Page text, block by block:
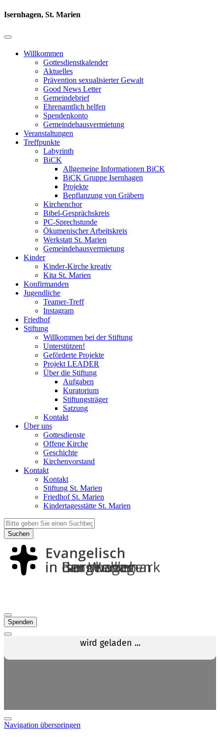
Isernhagen, St. Marien
Willkommen
Gottesdienstkalender
Aktuelles
Prävention sexualisierter Gewalt
Good News Letter
Gemeindebrief
Ehrenamtlich helfen
Spendenkonto
Gemeindehausvermietung
Veranstaltungen
Treffpunkte
Labyrinth
BiCK
Allgemeine Informationen BiCK
BiCK Gruppe Isernhagen
Projekte
Bepflanzung von Gräbern
Kirchenchor
Bibel-Gesprächskreis
PC-Sprechstunde
Ökumenischer Arbeitskreis
Werkstatt St. Marien
Gemeindehausvermietung
Kinder
Kinder-Kirche kreativ
Kita St. Marien
Konfirmanden
Jugendliche
Teamer-Treff
Instagram
Friedhof
Stiftung
Willkommen bei der Stiftung
Unterstützen!
Geförderte Projekte
Projekt LEADER
Über die Stiftung
Aufgaben
Kuratorium
Stiftungsträger
Satzung
Kontakt
Über uns
Gottesdienste
Offene Kirche
Geschichte
Kirchenvorstand
Kontakt
Kontakt
Stiftung St. Marien
Friedhof St. Marien
Kindertagesstätte St. Marien
Suchen
Spenden
Navigation überspringen